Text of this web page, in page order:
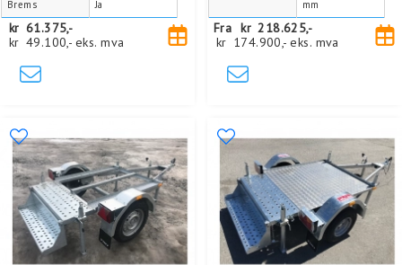
Brems
Ja
kr 61.375,-
kr 49.100,- eks. mva
mm
Fra kr 218.625,-
kr 174.900,- eks. mva